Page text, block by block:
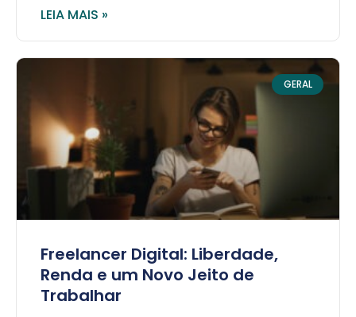
LEIA MAIS »
GERAL
Freelancer Digital: Liberdade,
Renda e um Novo Jeito de
Trabalhar